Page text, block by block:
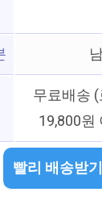
무료배송
19,800원
빨리 배송받기